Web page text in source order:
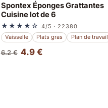
Spontex Éponges Grattantes
Cuisine lot de 6
★★★★☆ 4/5 · 22380
Vaisselle
Plats gras Plan de travail
6.2 € 4.9 €